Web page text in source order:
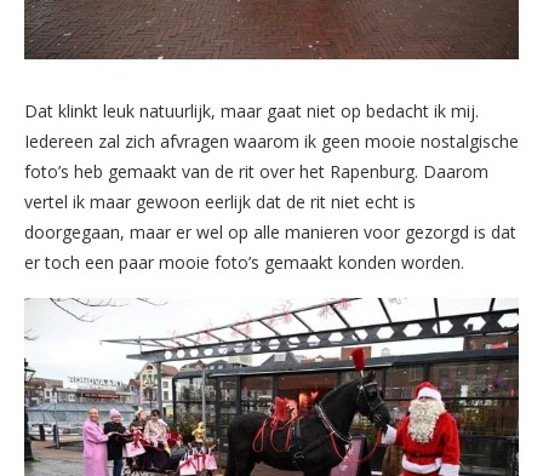
Dat klinkt leuk natuurlijk, maar gaat niet op bedacht ik mij.
Iedereen zal zich afvragen waarom ik geen mooie nostalgische
foto’s heb gemaakt van de rit over het Rapenburg. Daarom
vertel ik maar gewoon eerlijk dat de rit niet echt is
doorgegaan, maar er wel op alle manieren voor gezorgd is dat
er toch een paar mooie foto’s gemaakt konden worden.